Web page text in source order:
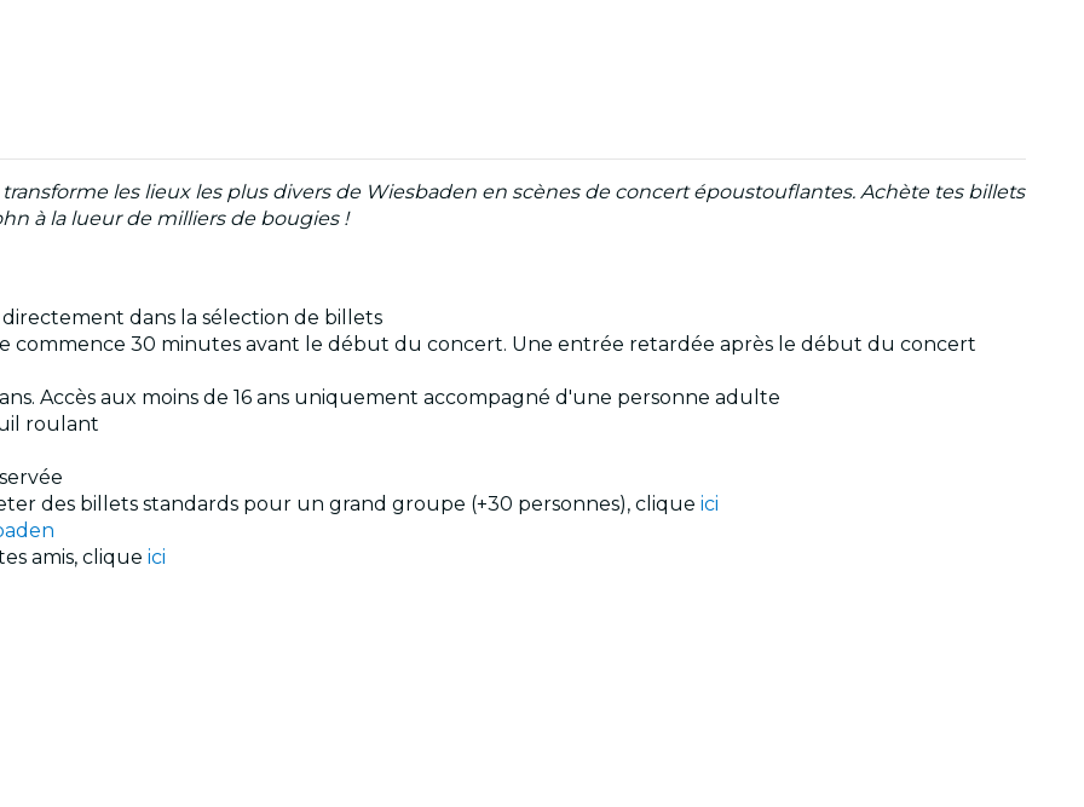
les lieux les plus divers de Wiesbaden en scènes de concert époustouflantes. Achète tes billets
à la lueur de milliers de bougies !
dans la sélection de billets
commence 30 minutes avant le début du concert. Une entrée retardée après le début du concert
Accès aux moins de 16 ans uniquement accompagné d'une personne adulte
roulant
des billets standards pour un grand groupe (+30 personnes), clique ici
amis, clique ici